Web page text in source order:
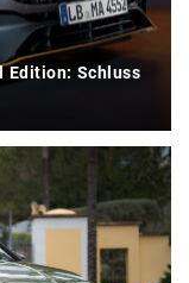
Edition: Schluss